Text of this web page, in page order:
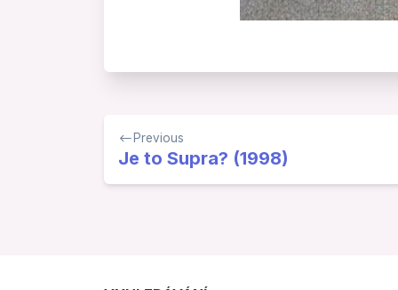
Navigace
pro
příspěvek
Previous
Je to Supra? (1998)